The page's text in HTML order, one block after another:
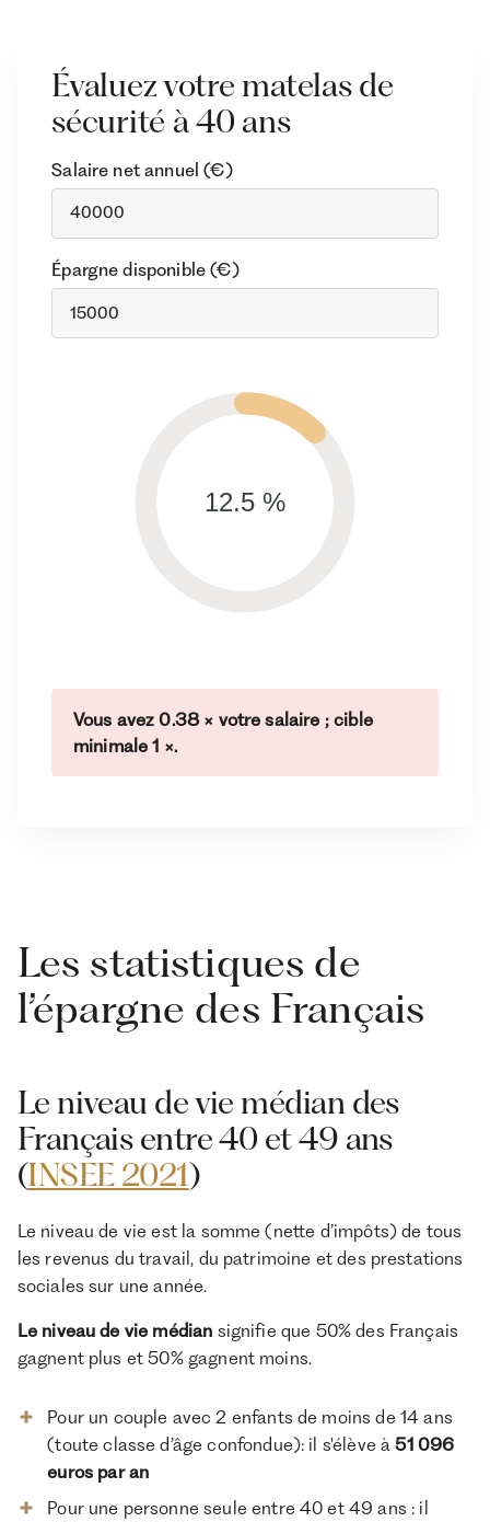
Évaluez votre matelas de
sécurité à 40 ans
Salaire net annuel (€)
Épargne disponible (€)
12.5 %
Vous avez 0.38 × votre salaire ; cible
minimale 1 ×.
Les statistiques de
l’épargne des Français
Le niveau de vie médian des
Français entre 40 et 49 ans
(INSEE 2021)
Le niveau de vie est la somme (nette d’impôts) de tous
les revenus du travail, du patrimoine et des prestations
sociales sur une année.
Le niveau de vie médian signifie que 50% des Français
gagnent plus et 50% gagnent moins.
Pour un couple avec 2 enfants de moins de 14 ans
(toute classe d’âge confondue): il s'élève à 51 096
euros par an
Pour une personne seule entre 40 et 49 ans : il